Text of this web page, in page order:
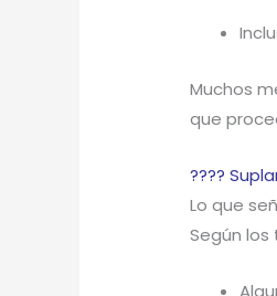
Muchos
que
????
Lo que
Según